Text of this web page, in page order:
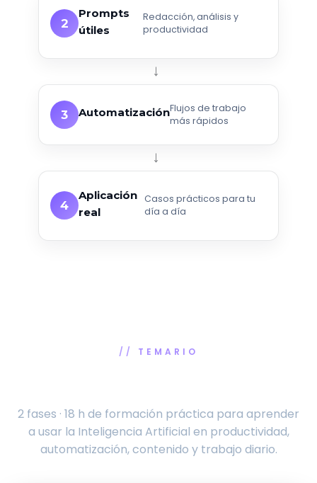
2
Prompts
útiles
Redacción, análisis y
productividad
→
3 AutomatizaciónFlujos de trabajo
más rápidos
→
4
Aplicación
real
Casos prácticos para tu
día a día
TEMARIO
2 fases · 18 h de formación práctica para aprender
a usar la Inteligencia Artificial en productividad,
automatización, contenido y trabajo diario.